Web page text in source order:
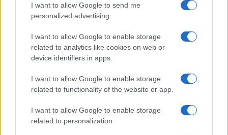
I want to allow Google to send me
personalized advertising.
I want to allow Google to enable storage
related to analytics like cookies on web or
device identifiers in apps.
I want to allow Google to enable storage
related to functionality of the website or app.
I want to allow Google to enable storage
related to personalization.
Continua a leggere